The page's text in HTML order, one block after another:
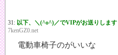
31: 以下、＼(^o^)／でVIPがお送りします
7kenGZ0.net
電動車椅子のがいいな